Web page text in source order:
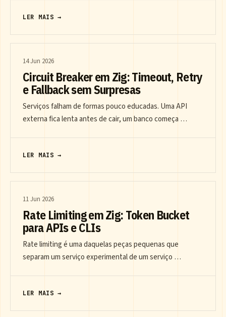
LER MAIS →
14 Jun 2026
Circuit Breaker em Zig: Timeout, Retry
e Fallback sem Surpresas
Serviços falham de formas pouco educadas. Uma API
externa fica lenta antes de cair, um banco começa …
LER MAIS →
11 Jun 2026
Rate Limiting em Zig: Token Bucket
para APIs e CLIs
Rate limiting é uma daquelas peças pequenas que
separam um serviço experimental de um serviço …
LER MAIS →